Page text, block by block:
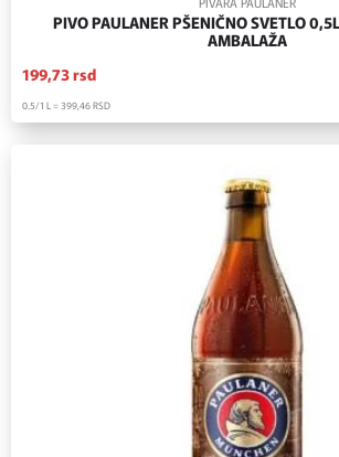
PIVO PAULANER PŠENIČNO SVETLO
AMBALAŽA
199,73rsd
0.5/1 L = 399,46RSD